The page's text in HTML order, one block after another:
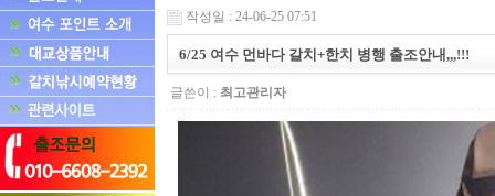
작성일 : 24-06-25 07:51
6/25 여수 먼바다 갈치+한치 병행 출조안내,,,!!!
글쓴이 : 최고관리자